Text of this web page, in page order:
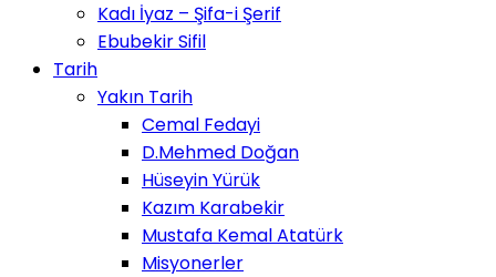
Kadı İyaz – Şifa-i Şerif
Ebubekir Sifil
Tarih
Yakın Tarih
Cemal Fedayi
D.Mehmed Doğan
Hüseyin Yürük
Kazım Karabekir
Mustafa Kemal Atatürk
Misyonerler